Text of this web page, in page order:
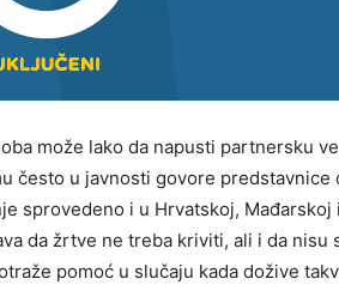
može lako da napusti partnersku
često u javnosti govore predstavnice
sprovedeno i u Hrvatskoj, Mađarskoj
da žrtve ne treba kriviti, ali i da nisu
pomoć u slučaju kada dožive